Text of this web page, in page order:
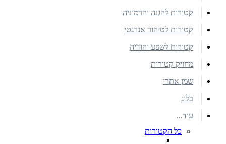
קטורות להגנה והרמוניה
קטורות לטיהור אנרגטי
קטורות לשפע והודיה
מחזיק קטורות
שמן אתרי
בלוג
עוד...
כל הקטורות